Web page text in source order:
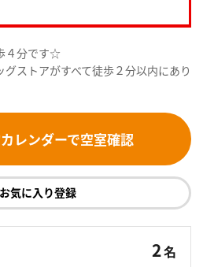
４分です☆
ストアがすべて徒歩２分以内にあり
レンダーで空室確認
お気に入り登録
2名